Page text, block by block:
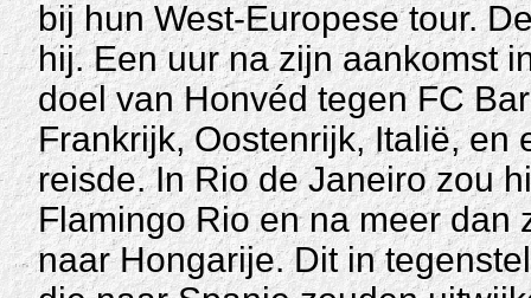
bij hun West-Europese tour.
hij. Een uur na zijn aankomst
doel van Honvéd tegen FC
Frankrijk, Oostenrijk, Italië,
reisde. In Rio de Janeiro zou
Flamingo Rio en na meer dan
naar Hongarije. Dit in